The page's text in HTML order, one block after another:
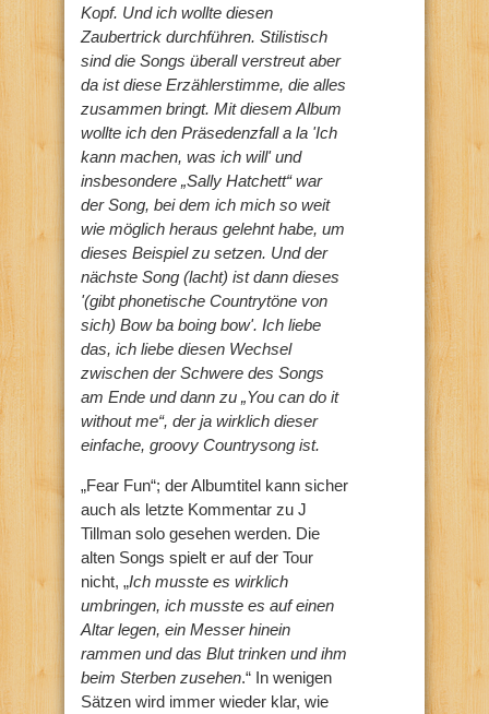
Kopf. Und ich wollte diesen
Zaubertrick durchführen. Stilistisch
sind die Songs überall verstreut aber
da ist diese Erzählerstimme, die alles
zusammen bringt. Mit diesem Album
wollte ich den Präsedenzfall a la 'Ich
kann machen, was ich will' und
insbesondere „Sally Hatchett“ war
der Song, bei dem ich mich so weit
wie möglich heraus gelehnt habe, um
dieses Beispiel zu setzen. Und der
nächste Song (lacht) ist dann dieses
'(gibt phonetische Countrytöne von
sich) Bow ba boing bow'. Ich liebe
das, ich liebe diesen Wechsel
zwischen der Schwere des Songs
am Ende und dann zu „You can do it
without me“, der ja wirklich dieser
einfache, groovy Countrysong ist.
„Fear Fun“; der Albumtitel kann sicher
auch als letzte Kommentar zu J
Tillman solo gesehen werden. Die
alten Songs spielt er auf der Tour
nicht, „Ich musste es wirklich
umbringen, ich musste es auf einen
Altar legen, ein Messer hinein
rammen und das Blut trinken und ihm
beim Sterben zusehen.“ In wenigen
Sätzen wird immer wieder klar, wie